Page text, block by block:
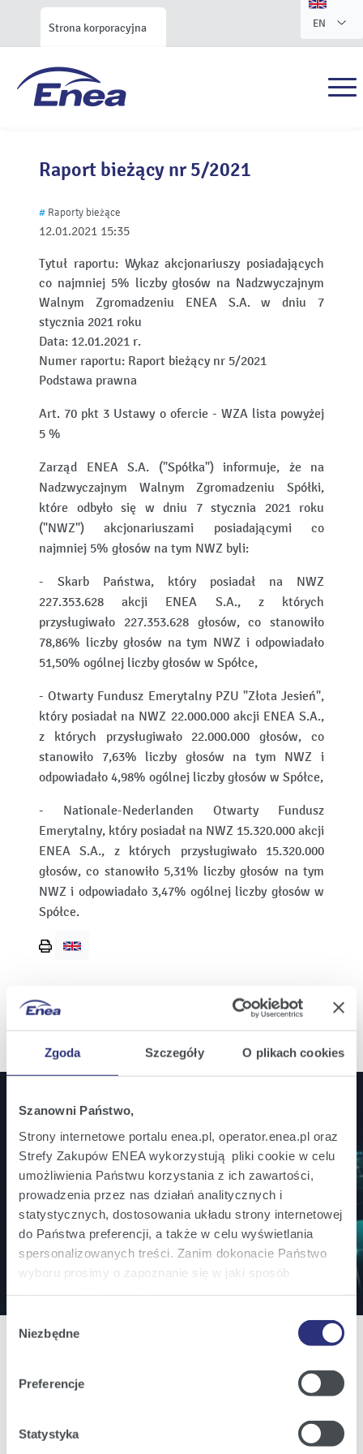
Zgoda Szczegóły O plikach cookies
Szanowni Państwo,
Strony internetowe portalu enea.pl, operator.enea.pl oraz
Strefy Zakupów ENEA wykorzystują pliki cookie w celu
umożliwienia Państwu korzystania z ich zawartości,
prowadzenia przez nas działań analitycznych i
statystycznych, dostosowania układu strony internetowej
do Państwa preferencji, a także w celu wyświetlania
spersonalizowanych treści. Zanim dokonacie Państwo
wyboru prosimy o zapoznanie się w jaki sposób
Szczegółowe informacje na ten temat znajdziecie
Polityce
zgodę na umieszczenie wszystkich rodzajów plików
cookie z których korzystamy, na Państwa urządzeniu.
Wybór
zgody
Niezbędne
Preferencje
Statystyka
Strona korporacyjna EN
Raport bieżący nr 5/2021
12.01.2021 15:35
# Raporty bieżące
Tytuł raportu: Wykaz akcjonariuszy posiadających
co najmniej 5% liczby głosów na Nadzwyczajnym
Walnym Zgromadzeniu ENEA S.A. w dniu 7
stycznia 2021 roku
Data: 12.01.2021 r.
Numer raportu: Raport bieżący nr 5/2021
Podstawa prawna
Art. 70 pkt 3 Ustawy o ofercie - WZA lista powyżej
5 %
Zarząd ENEA S.A. ("Spółka") informuje, że na
Nadzwyczajnym Walnym Zgromadzeniu Spółki,
które odbyło się w dniu 7 stycznia 2021 roku
("NWZ") akcjonariuszami posiadającymi co
najmniej 5% głosów na tym NWZ byli:
- Skarb Państwa, który posiadał na NWZ
227.353.628 akcji ENEA S.A., z których
przysługiwało 227.353.628 głosów, co stanowiło
78,86% liczby głosów na tym NWZ i odpowiadało
51,50% ogólnej liczby głosów w Spółce,
- Otwarty Fundusz Emerytalny PZU "Złota Jesień",
który posiadał na NWZ 22.000.000 akcji ENEA S.A.,
z których przysługiwało 22.000.000 głosów, co
stanowiło 7,63% liczby głosów na tym NWZ i
odpowiadało 4,98% ogólnej liczby głosów w Spółce,
- Nationale-Nederlanden Otwarty Fundusz
Emerytalny, który posiadał na NWZ 15.320.000 akcji
ENEA S.A., z których przysługiwało 15.320.000
głosów, co stanowiło 5,31% liczby głosów na tym
NWZ i odpowiadało 3,47% ogólnej liczby głosów w
Spółce.
Jesteś inwestorem? Bądź na bieżąco!
Zamów powiadomienia mailowe o wszystkich
istotnych informacjach ważnych dla inwestorów.
Zapisz się
Oferta